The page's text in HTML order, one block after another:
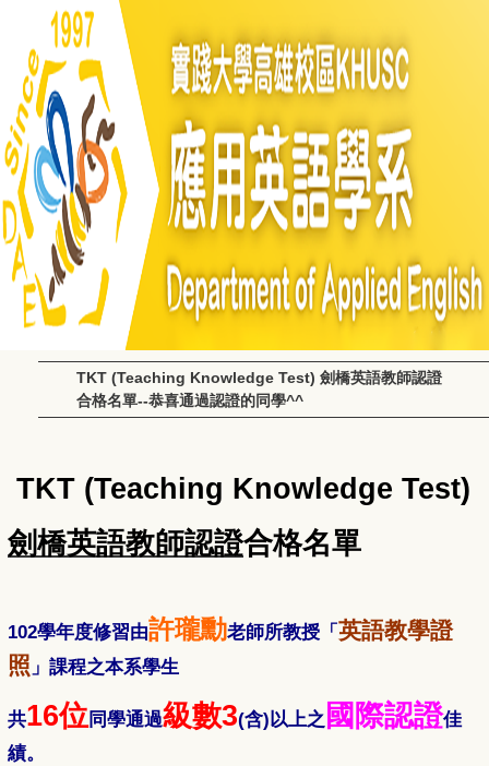
TKT (Teaching Knowledge Test) 劍橋英語教師認證
合格名單--恭喜通過認證的同學^^
TKT (Teaching Knowledge Test)
劍橋英語教師認證合格名單
102學年度修習由許瓏勳老師所教授「 英語教學證
照 」課程之本系學生
共16位同學通過級數3(含)以上之 國際認證佳
績。